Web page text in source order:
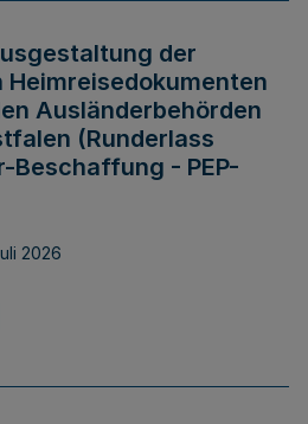
der
Ausländerbehörden
(Runderlass
Beschaffung - PEP-
2026